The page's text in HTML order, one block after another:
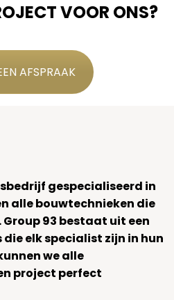
VOOR ONS?
AFSPRAAK
gespecialiseerd in
alle bouwtechnieken die
93 bestaat uit een
elk specialist zijn in hun
we alle
project perfect